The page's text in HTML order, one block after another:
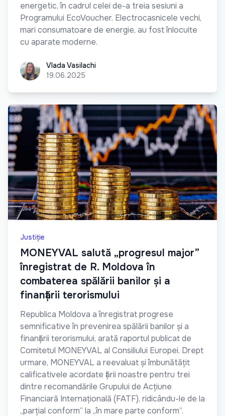
energetic, în cadrul celei de-a treia sesiuni a
Programului EcoVoucher. Electrocasnicele vechi,
mari consumatoare de energie, au fost înlocuite
cu aparate moderne.
Vlada Vasilachi
Vlada Vasilachi
19.06.2025
Justiție
MONEYVAL salută „progresul major”
înregistrat de R. Moldova în
combaterea spălării banilor și a
finanțării terorismului
Republica Moldova a înregistrat progrese
semnificative în prevenirea spălării banilor și a
finanțării terorismului, arată raportul publicat de
Comitetul MONEYVAL al Consiliului Europei. Drept
urmare, MONEYVAL a reevaluat și îmbunătățit
calificativele acordate țării noastre pentru trei
dintre recomandările Grupului de Acțiune
Financiară Internațională (FATF), ridicându-le de la
„parțial conform” la „în mare parte conform”.